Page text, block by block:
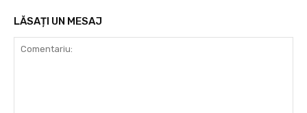
LĂSAȚI UN MESAJ